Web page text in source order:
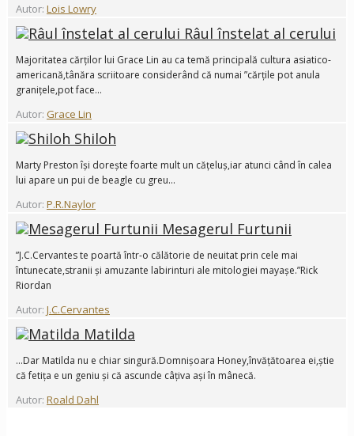
Autor: Lois Lowry
Râul înstelat al cerului
Majoritatea cărților lui Grace Lin au ca temă principală cultura asiatico-
americană,tânăra scriitoare considerând că numai ”cărțile pot anula
granițele,pot face...
Autor: Grace Lin
Shiloh
Marty Preston își dorește foarte mult un cățeluș,iar atunci când în calea
lui apare un pui de beagle cu greu...
Autor: P.R.Naylor
Mesagerul Furtunii
”J.C.Cervantes te poartă într-o călătorie de neuitat prin cele mai
întunecate,stranii și amuzante labirinturi ale mitologiei mayașe.”Rick
Riordan
Autor: J.C.Cervantes
Matilda
...Dar Matilda nu e chiar singură.Domnișoara Honey,învățătoarea ei,știe
că fetița e un geniu și că ascunde câțiva ași în mânecă.
Autor: Roald Dahl